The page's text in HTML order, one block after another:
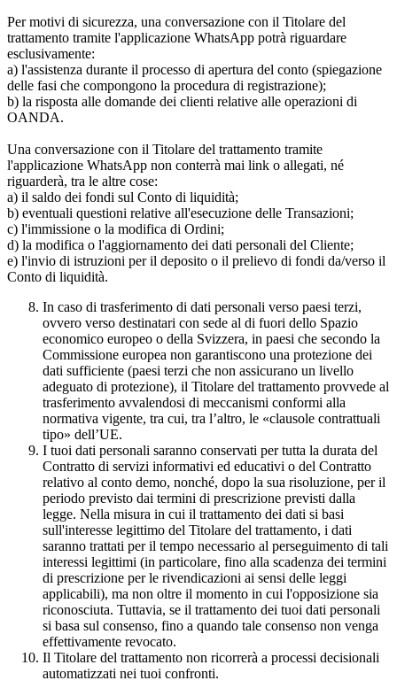
Per motivi di sicurezza, una conversazione con il Titolare del
trattamento tramite l'applicazione WhatsApp potrà riguardare
esclusivamente:
a) l'assistenza durante il processo di apertura del conto (spiegazione
delle fasi che compongono la procedura di registrazione);
b) la risposta alle domande dei clienti relative alle operazioni di
OANDA.
Una conversazione con il Titolare del trattamento tramite
l'applicazione WhatsApp non conterrà mai link o allegati, né
riguarderà, tra le altre cose:
a) il saldo dei fondi sul Conto di liquidità;
b) eventuali questioni relative all'esecuzione delle Transazioni;
c) l'immissione o la modifica di Ordini;
d) la modifica o l'aggiornamento dei dati personali del Cliente;
e) l'invio di istruzioni per il deposito o il prelievo di fondi da/verso il
Conto di liquidità.
In caso di trasferimento di dati personali verso paesi terzi,
ovvero verso destinatari con sede al di fuori dello Spazio
economico europeo o della Svizzera, in paesi che secondo la
Commissione europea non garantiscono una protezione dei
dati sufficiente (paesi terzi che non assicurano un livello
adeguato di protezione), il Titolare del trattamento provvede al
trasferimento avvalendosi di meccanismi conformi alla
normativa vigente, tra cui, tra l’altro, le «clausole contrattuali
tipo» dell’UE.
I tuoi dati personali saranno conservati per tutta la durata del
Contratto di servizi informativi ed educativi o del Contratto
relativo al conto demo, nonché, dopo la sua risoluzione, per il
periodo previsto dai termini di prescrizione previsti dalla
legge. Nella misura in cui il trattamento dei dati si basi
sull'interesse legittimo del Titolare del trattamento, i dati
saranno trattati per il tempo necessario al perseguimento di tali
interessi legittimi (in particolare, fino alla scadenza dei termini
di prescrizione per le rivendicazioni ai sensi delle leggi
applicabili), ma non oltre il momento in cui l'opposizione sia
riconosciuta. Tuttavia, se il trattamento dei tuoi dati personali
si basa sul consenso, fino a quando tale consenso non venga
effettivamente revocato.
Il Titolare del trattamento non ricorrerà a processi decisionali
automatizzati nei tuoi confronti.